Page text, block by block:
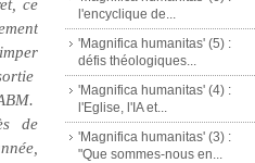
l'encyclique de...
'Magnifica humanitas' (5) :
défis théologiques...
'Magnifica humanitas' (4) :
l'Eglise, l'IA et...
'Magnifica humanitas' (3) :
"Que sommes-nous en...
ce
de